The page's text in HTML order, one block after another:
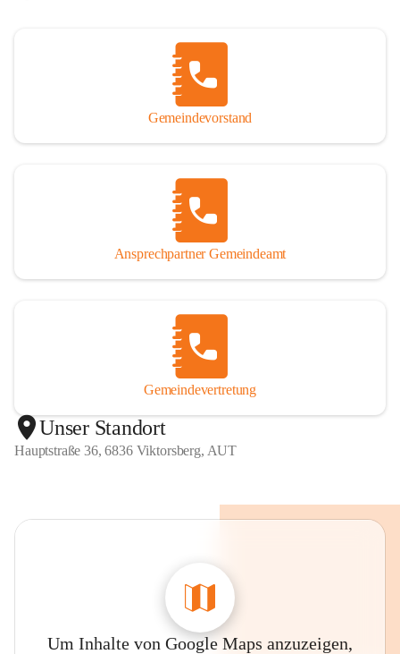
Gemeindevorstand
Ansprechpartner Gemeindeamt
Gemeindevertretung
Unser Standort
Hauptstraße 36, 6836 Viktorsberg, AUT
Um Inhalte von Google Maps anzuzeigen,